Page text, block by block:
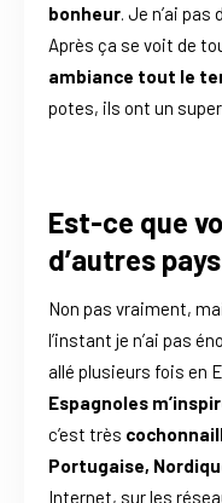
bonheur. Je n’ai
Après ça se voit de
ambiance tout le
potes, ils ont un
Est-ce que
d’autres
Non pas vraiment,
l’instant je n’ai pas
allé plusieurs fois en
Espagnoles
c’est très
Portugaise,
Internet, sur les